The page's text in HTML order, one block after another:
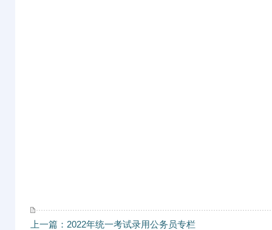
上一篇：2022年统一考试录用公务员专栏